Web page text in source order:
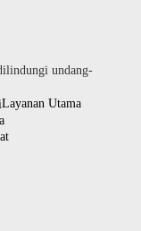
undang-
Layanan Utama